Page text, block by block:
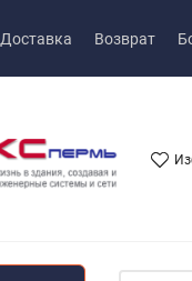
Доставка Возврат